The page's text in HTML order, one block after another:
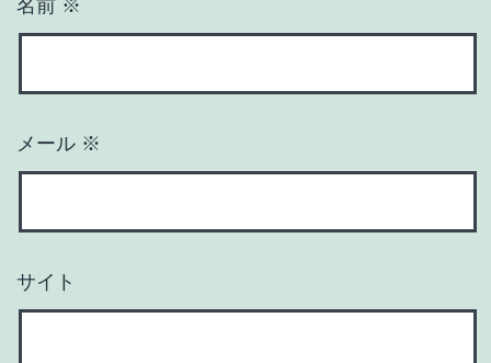
名前 ※
メール ※
サイト